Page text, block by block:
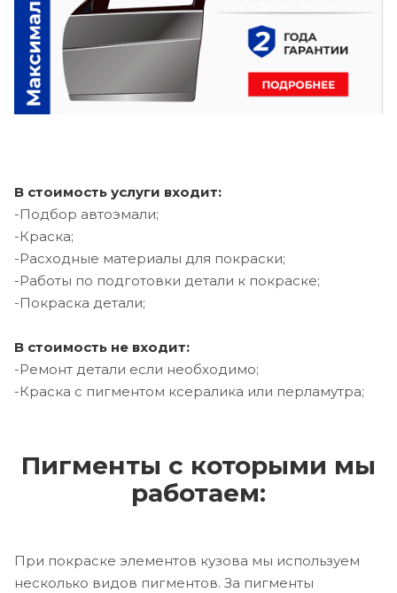
В стоимость услуги входит:
-Подбор автоэмали;
-Краска;
-Расходные материалы для покраски;
-Работы по подготовки детали к покраске;
-Покраска детали;
В стоимость не входит:
-Ремонт детали если необходимо;
-Краска с пигментом ксералика или перламутра;
Пигменты с которыми мы
работаем:
При покраске элементов кузова мы используем
несколько видов пигментов. За пигменты